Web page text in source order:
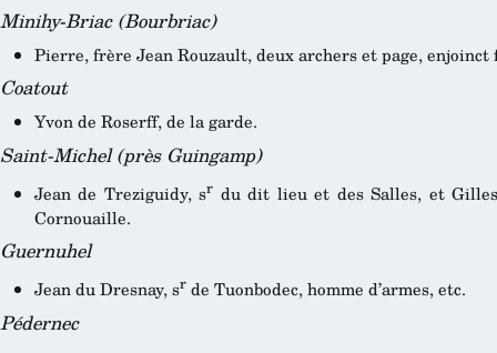
Minihy-Briac (Bourbriac)
Pierre, frère Jean Rouzault, deux archers et page, enjoinct
Coatout
Yvon de Roserff, de la garde.
Saint-Michel (près Guingamp)
Jean de Treziguidy, sr du dit lieu et des Salles, et
Cornouaille.
Guernuhel
Jean du Dresnay, srde Tuonbodec, homme d’armes, etc.
Pédernec